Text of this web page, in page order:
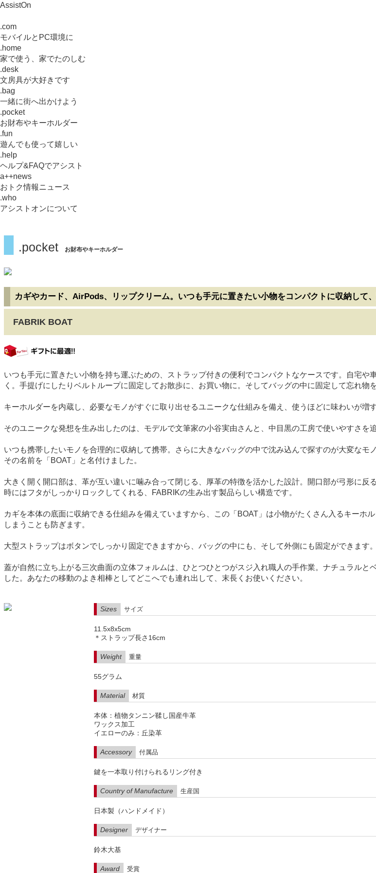
.pocket お財布やキーホルダー
カギやカード、AirPods、リップクリーム。いつも手元に置きたい小物をコンパクトに収納して
FABRIK BOAT
いつも手元に置きたい小物を持ち運ぶための、ストラップ付きの便利でコンパクトなケースです。自宅
く。手提げにしたりベルトループに固定してお散歩に、お買い物に。そしてバッグの中に固定して忘れ物
キーホルダーを内蔵し、必要なモノがすぐに取り出せるユニークな仕組みを備え、使うほどに味わいが増
そのユニークな発想を生み出したのは、モデルで文筆家の小谷実由さんと、中目黒の工房で使いやすさを
いつも携帯したいモノを合理的に収納して携帯。さらに大きなバッグの中で沈み込んで探すのが大変なモ
その名前を「BOAT」と名付けました。
大きく開く開口部は、革が互い違いに噛み合って閉じる、厚革の特徴を活かした設計。開口部が弓形に
時にはフタがしっかりロックしてくれる、FABRIKの生み出す製品らしい構造です。
カギを本体の底面に収納できる仕組みを備えていますから、この「BOAT」は小物がたくさん入るキーホ
しまうことも防ぎます。
大型ストラップはボタンでしっかり固定できますから、バッグの中にも、そして外側にも固定ができます。
蓋が自然に立ち上がる三次曲面の立体フォルムは、ひとつひとつがスジ入れ職人の手作業。ナチュラル
した。あなたの移動のよき相棒としてどこへでも連れ出して、末長くお使いください。
Sizes サイズ
11.5x8x5cm
＊ストラップ長さ16cm
Weight 重量
55グラム
Material 材質
本体：植物タンニン鞣し国産牛革
ワックス加工
イエローのみ：丘染革
Accessory 付属品
鍵を一本取り付けられるリング付き
Country of Manufacture 生産国
日本製（ハンドメイド）
Designer デザイナー
鈴木大基
Award 受賞
AssistOn
.com
モバイルとPC環境に
.home
家で使う、家でたのしむ
.desk
文房具が大好きです
.bag
一緒に街へ出かけよう
.pocket
お財布やキーホルダー
.fun
遊んでも使って嬉しい
.help
ヘルプ&FAQでアシスト
a++news
おトク情報ニュース
.who
アシストオンについて